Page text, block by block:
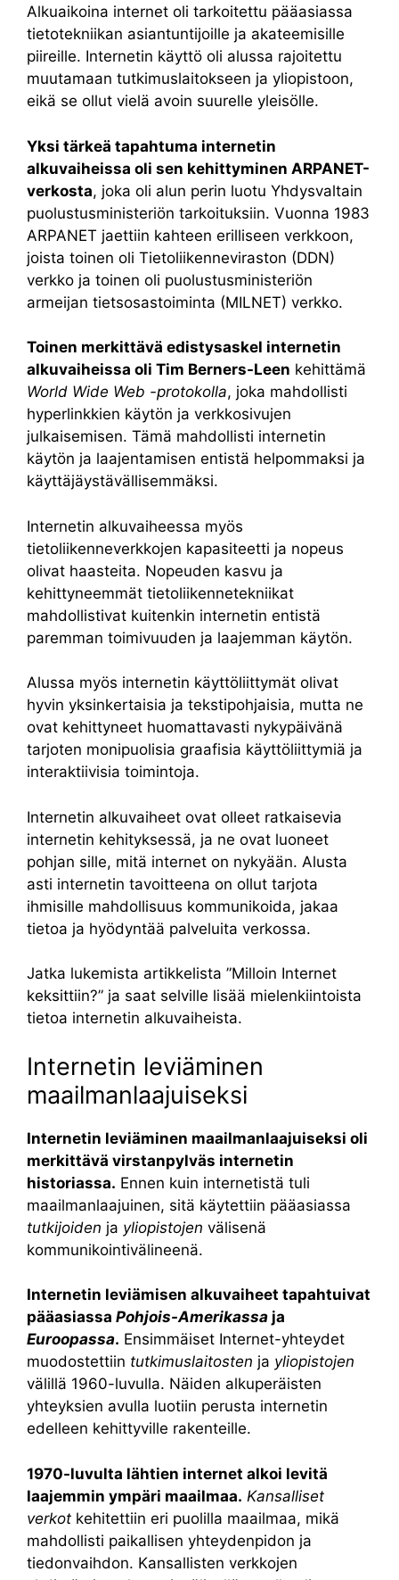
Alkuaikoina internet oli tarkoitettu pääasiassa
tietotekniikan asiantuntijoille ja akateemisille
piireille. Internetin käyttö oli alussa rajoitettu
muutamaan tutkimuslaitokseen ja yliopistoon,
eikä se ollut vielä avoin suurelle yleisölle.
Yksi tärkeä tapahtuma internetin
alkuvaiheissa oli sen kehittyminen ARPANET-
verkosta, joka oli alun perin luotu Yhdysvaltain
puolustusministeriön tarkoituksiin. Vuonna 1983
ARPANET jaettiin kahteen erilliseen verkkoon,
joista toinen oli Tietoliikenneviraston (DDN)
verkko ja toinen oli puolustusministeriön
armeijan tietsosastoiminta (MILNET) verkko.
Toinen merkittävä edistysaskel internetin
alkuvaiheissa oli Tim Berners-Leen kehittämä
World Wide Web -protokolla, joka mahdollisti
hyperlinkkien käytön ja verkkosivujen
julkaisemisen. Tämä mahdollisti internetin
käytön ja laajentamisen entistä helpommaksi ja
käyttäjäystävällisemmäksi.
Internetin alkuvaiheessa myös
tietoliikenneverkkojen kapasiteetti ja nopeus
olivat haasteita. Nopeuden kasvu ja
kehittyneemmät tietoliikennetekniikat
mahdollistivat kuitenkin internetin entistä
paremman toimivuuden ja laajemman käytön.
Alussa myös internetin käyttöliittymät olivat
hyvin yksinkertaisia ja tekstipohjaisia, mutta ne
ovat kehittyneet huomattavasti nykypäivänä
tarjoten monipuolisia graafisia käyttöliittymiä ja
interaktiivisia toimintoja.
Internetin alkuvaiheet ovat olleet ratkaisevia
internetin kehityksessä, ja ne ovat luoneet
pohjan sille, mitä internet on nykyään. Alusta
asti internetin tavoitteena on ollut tarjota
ihmisille mahdollisuus kommunikoida, jakaa
tietoa ja hyödyntää palveluita verkossa.
Jatka lukemista artikkelista ”Milloin Internet
keksittiin?” ja saat selville lisää mielenkiintoista
tietoa internetin alkuvaiheista.
Internetin leviäminen
maailmanlaajuiseksi
Internetin leviäminen maailmanlaajuiseksi oli
merkittävä virstanpylväs internetin
historiassa. Ennen kuin internetistä tuli
maailmanlaajuinen, sitä käytettiin pääasiassa
tutkijoiden ja yliopistojen välisenä
kommunikointivälineenä.
Internetin leviämisen alkuvaiheet tapahtuivat
pääasiassa Pohjois-Amerikassa ja
Euroopassa. Ensimmäiset Internet-yhteydet
muodostettiin tutkimuslaitosten ja yliopistojen
välillä 1960-luvulla. Näiden alkuperäisten
yhteyksien avulla luotiin perusta internetin
edelleen kehittyville rakenteille.
1970-luvulta lähtien internet alkoi levitä
laajemmin ympäri maailmaa. Kansalliset
verkot kehitettiin eri puolilla maailmaa, mikä
mahdollisti paikallisen yhteydenpidon ja
tiedonvaihdon. Kansallisten verkkojen